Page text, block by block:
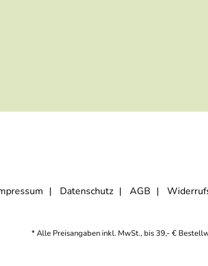
Datenschutz AGB
* Alle Preisangaben inkl. MwSt., bis 39,- €